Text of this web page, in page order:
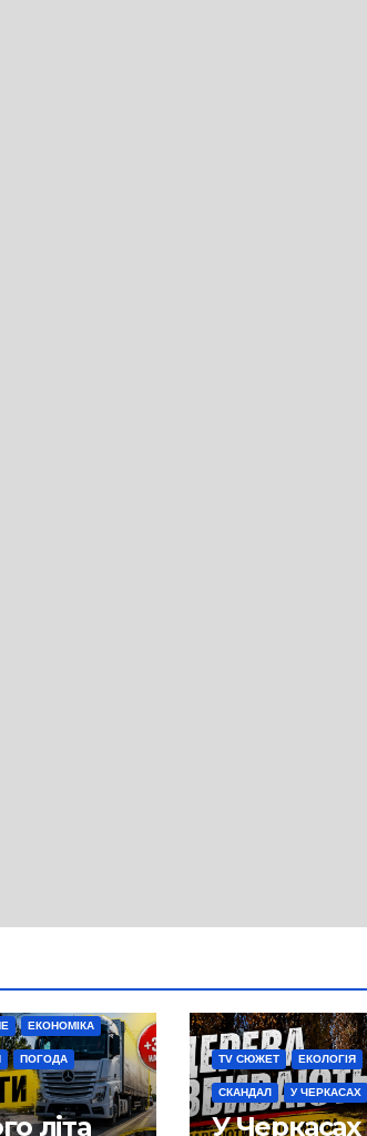
ЕКОНОМІКА
ПОГОДА
літа
TV СЮЖЕТ ЕКОЛОГІЯ
СКАНДАЛ У ЧЕРКАСАХ
У Черкасах